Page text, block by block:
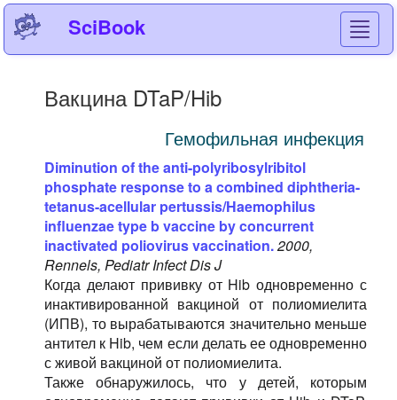
SciBook
Вакцина DTaP/Hib
Гемофильная инфекция
Diminution of the anti-polyribosylribitol
phosphate response to a combined diphtheria-
tetanus-acellular pertussis/Haemophilus
influenzae type b vaccine by concurrent
inactivated poliovirus vaccination.2000,
Rennels, Pediatr Infect Dis J
Когда делают прививку от Hib одновременно с
инактивированной вакциной от полиомиелита
(ИПВ), то вырабатываются значительно меньше
антител к Hib, чем если делать ее одновременно
с живой вакциной от полиомиелита.
Также обнаружилось, что у детей, которым